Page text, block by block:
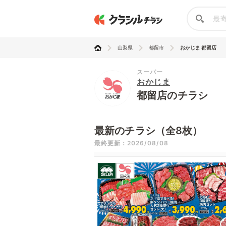
山梨県 都留市 おかじま 都留店
スーパー
おかじま
都留店のチラシ
最新のチラシ（全8枚）
最終更新：2026/08/08